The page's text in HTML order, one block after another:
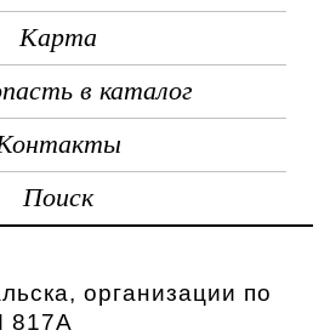
Карта
в каталог
Поиск
организации по
817А